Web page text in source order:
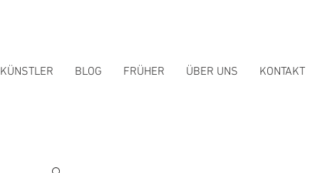
KÜNSTLER BLOG FRÜHER ÜBER UNS KONTAKT